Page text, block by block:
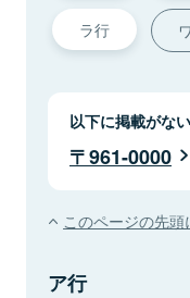
ラ行
以下に掲載がな
961-0000
このページの先頭
ア行